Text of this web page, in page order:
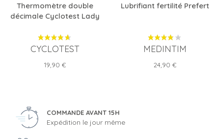
Thermomètre double
décimale Cyclotest Lady
CYCLOTEST
Prix
19,90 €
Lubrifiant fertilité Prefert
MEDINTIM
Prix
24,90 €
COMMANDE AVANT 15H
Expédition le jour même